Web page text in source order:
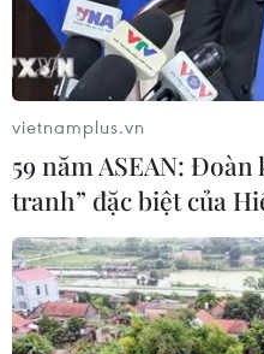
vận hội Tokyo 2020
21/07/2021 02:22
vietnamplus.vn
59 năm ASEAN:
tranh” đặc biệt của